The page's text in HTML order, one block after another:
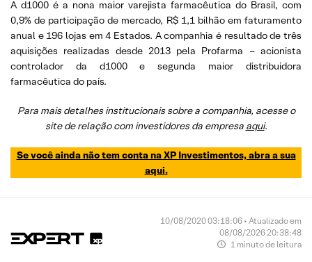
A d1000 é a nona maior varejista farmacêutica do Brasil, com
0,9% de participação de mercado, R$ 1,1 bilhão em faturamento
anual e 196 lojas em 4 Estados. A companhia é resultado de três
aquisições realizadas desde 2013 pela Profarma – acionista
controlador da d1000 e segunda maior distribuidora
farmacêutica do país.
Para mais detalhes institucionais sobre a companhia, acesse o
site de relação com investidores da empresa aqui.
Se você ainda não tem conta na XP Investimentos, abra a sua
aqui.
10/08/2020 03:18:06 • Atualizado em
08/08/2026 20:38:48
1 minuto de leitura